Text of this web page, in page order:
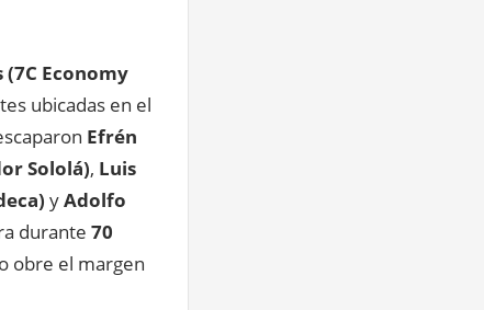
(7C Economy
ubicadas en el
Efrén
Sololá), Luis
yAdolfo
durante 70
obre el margen